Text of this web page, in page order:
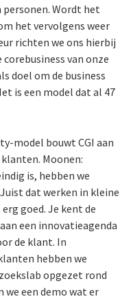
Wordt het
het vervolgens weer
richten we ons hierbij
van onze
doel om de business
is een model dat al 47
model bouwt CGI aan
Moonen:
is, hebben we
dat werken in kleine
goed. Je kent de
een innovatieagenda
de klant. In
hebben we
opgezet rond
we een demo wat er